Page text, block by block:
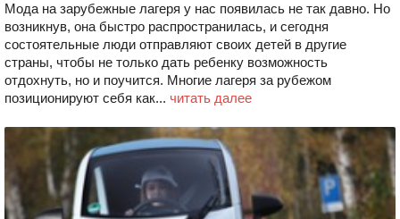
Мода на зарубежные лагеря у нас появилась не так давно. Но
возникнув, она быстро распространилась, и сегодня
состоятельные люди отправляют своих детей в другие
страны, чтобы не только дать ребенку возможность
отдохнуть, но и поучится. Многие лагеря за рубежом
позиционируют себя как... читать далее